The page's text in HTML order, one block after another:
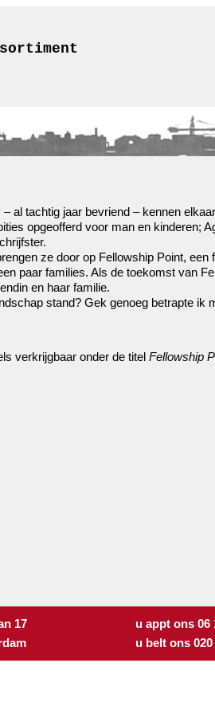
al tachtig jaar bevriend – kennen
opgeofferd voor man en kinderen;
ze door op Fellowship Point,
paar families. Als de toekomst van
en haar familie.
stand? Gek genoeg betrapte ik
verkrijgbaar onder de titel Fellowship
17
u appt ons 06
u belt ons 020